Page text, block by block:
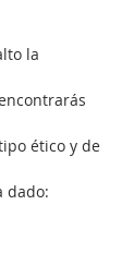
la
ético y de
dado: